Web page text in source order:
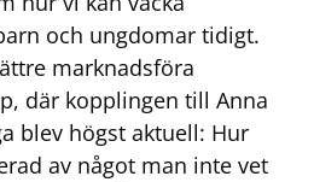
och ungdomar tidigt.
marknadsföra
där kopplingen till Anna
blev högst aktuell: Hur
av något man inte vet